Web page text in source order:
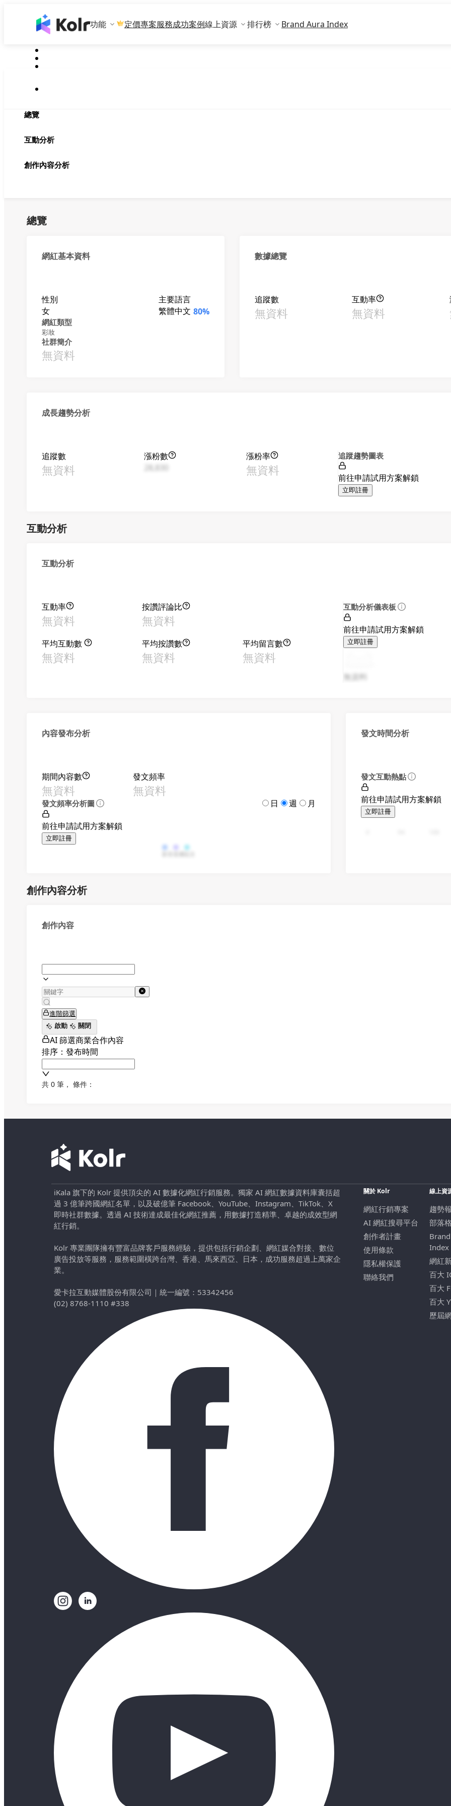
功能 定價專案服務成功案例線上資源 排行榜 Brand Aura Index
總覽
互動分析
創作內容分析
總覽
網紅基本資料
性別
女
主要語言
繁體中文 80%
網紅類型
彩妝
社群簡介
無資料
數據總覽
追蹤數
無資料
互動率
無資料
成長趨勢分析
追蹤數
無資料
漲粉數
漲粉率
無資料
追蹤趨勢圖表
前往申請試用方案解鎖
立即註冊
互動分析
互動分析
互動率
無資料
按讚評論比
無資料
平均互動數
無資料
平均按讚數
無資料
平均留言數
無資料
互動分析儀表板
前往申請試用方案解鎖
立即註冊
無資料
內容發布分析
期間內容數
無資料
發文頻率
無資料
發文頻率分析圖 日 週 月
前往申請試用方案解鎖
立即註冊
發文時間分析
發文互動熱點
前往申請試用方案解鎖
立即註冊
創作內容分析
創作內容
進階篩選
啟動
關閉
AI 篩選商業合作內容
排序：發布時間
共 0 筆 ， 條件：
iKala 旗下的 Kolr 提供頂尖的 AI 數據化網紅行銷服務。獨家 AI 網紅數據資料庫囊括超
過 3 億筆跨國網紅名單，以及破億筆 Facebook、YouTube、Instagram、TikTok、X
即時社群數據。透過 AI 技術達成最佳化網紅推薦，用數據打造精準、卓越的成效型網
紅行銷。
Kolr 專業團隊擁有豐富品牌客戶服務經驗，提供包括行銷企劃、網紅媒合對接、數位
廣告投放等服務，服務範圍橫跨台灣、香港、馬來西亞、日本，成功服務超過上萬家企
業。
愛卡拉互動媒體股份有限公司 ｜ 統一編號：53342456
(02) 8768-1110 #338
關於 Kolr
網紅行銷專案
AI 網紅搜尋平台
創作者計畫
使用條款
隱私權保護
聯絡我們
線上資
趨勢
部落格
Index
網紅
百大
百大
百大
歷屆